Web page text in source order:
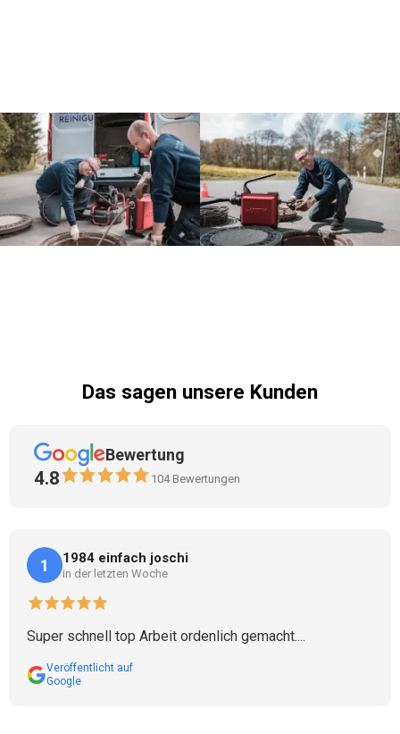
Das sagen unsere Kunden
Bewertung
4.8 104Bewertungen
1 1984 einfach joschi
in der letzten Woche
Super schnell top Arbeit ordenlich gemacht....
Veröffentlicht auf
Google